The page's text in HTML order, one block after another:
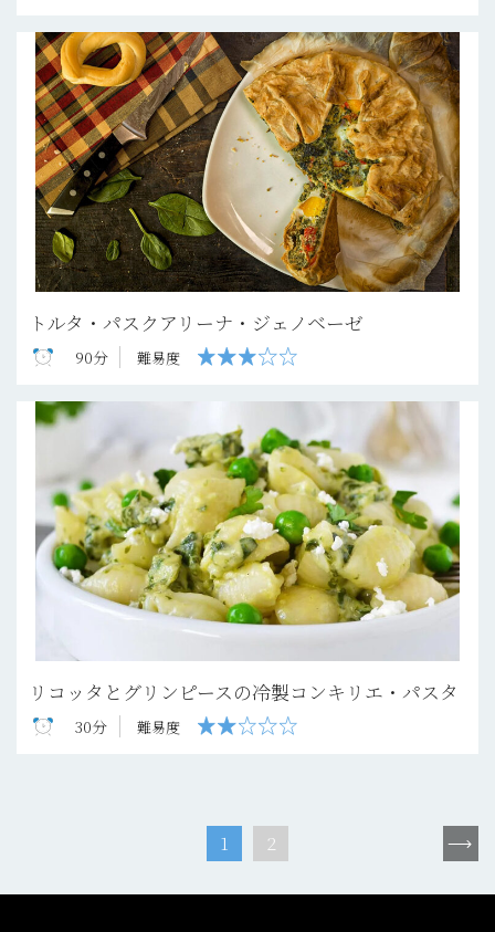
トルタ・パスクアリーナ・ジェノベーゼ
90分 難易度
リコッタとグリンピースの冷製コンキリエ・パスタ
30分 難易度
1 2